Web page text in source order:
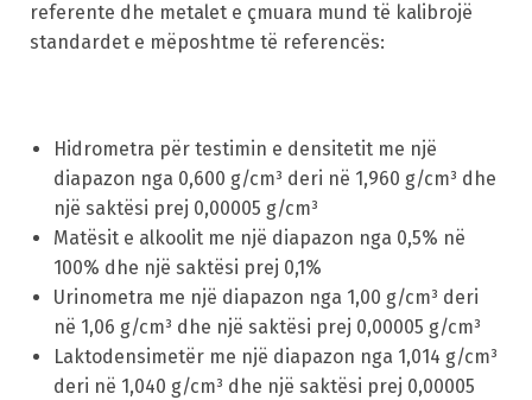
referente dhe metalet e çmuara mund të kalibrojë
standardet e mëposhtme të referencës:
Hidrometra për testimin e densitetit me një
diapazon nga 0,600 g/cm³ deri në 1,960 g/cm³ dhe
një saktësi prej 0,00005 g/cm³
Matësit e alkoolit me një diapazon nga 0,5% në
100% dhe një saktësi prej 0,1%
Urinometra me një diapazon nga 1,00 g/cm³ deri
në 1,06 g/cm³ dhe një saktësi prej 0,00005 g/cm³
Laktodensimetër me një diapazon nga 1,014 g/cm³
deri në 1,040 g/cm³ dhe një saktësi prej 0,00005